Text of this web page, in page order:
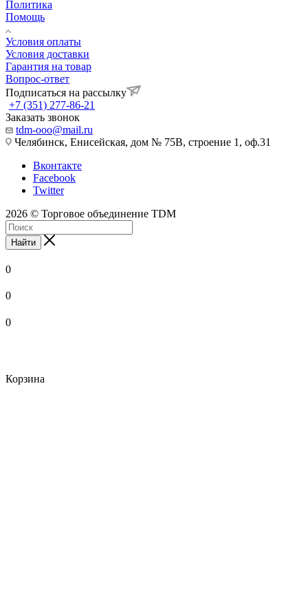
Политика
Помощь
Условия оплаты
Условия доставки
Гарантия на товар
Вопрос-ответ
Подписаться на рассылку
+7 (351) 277-86-21
Заказать звонок
tdm-ooo@mail.ru
Челябинск, Енисейская, дом № 75В, строение 1, оф.31
Вконтакте
Facebook
Twitter
2026 © Торговое объединение TDM
Найти
0
0
0
Корзина